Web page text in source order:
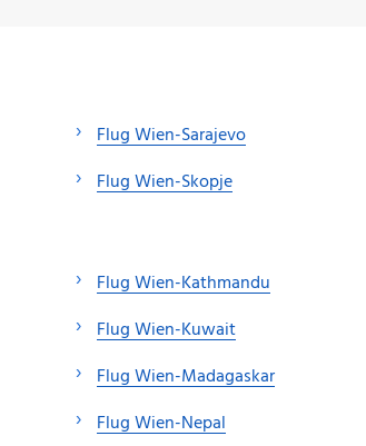
Flug Wien-Sarajevo
Flug Wien-Skopje
Flug Wien-Kathmandu
Flug Wien-Kuwait
Flug Wien-Madagaskar
Flug Wien-Nepal